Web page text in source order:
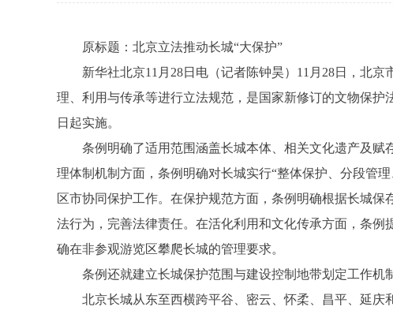
原标题：北京立法推动长城“大保护”
新华社北京11月28日电（记者陈钟昊）11月28日，北京
理、利用与传承等进行立法规范，是国家新修订的文物保护
日起实施。
条例明确了适用范围涵盖长城本体、相关文化遗产及赋存
理体制机制方面，条例明确对长城实行“整体保护、分段管
区市协同保护工作。在保护规范方面，条例明确根据长城
法行为，完善法律责任。在活化利用和文化传承方面，条
确在非参观游览区攀爬长城的管理要求。
条例还就建立长城保护范围与建设控制地带划定工作机
北京长城从东至西横跨平谷、密云、怀柔、昌平、延庆和